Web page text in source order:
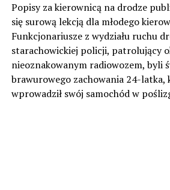
Popisy za kierownicą na drodze
się surową lekcją dla młodego
Funkcjonariusze z wydziału ruchu
starachowickiej policji, patrolujący
nieoznakowanym radiowozem, byli
brawurowego zachowania 24-latka,
wprowadził swój samochód w